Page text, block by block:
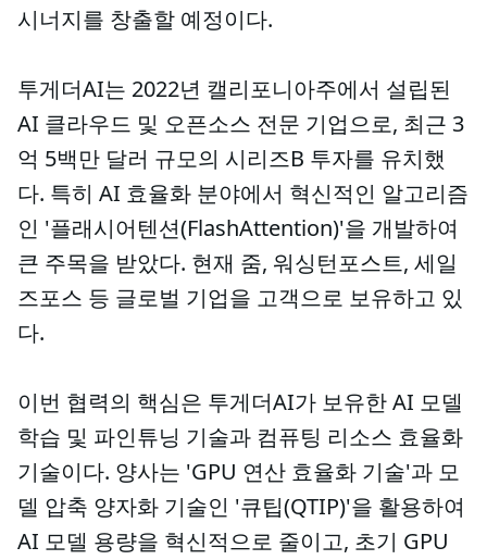
시너지를 창출할 예정이다.
투게더AI는 2022년 캘리포니아주에서 설립된
AI 클라우드 및 오픈소스 전문 기업으로, 최근 3
억 5백만 달러 규모의 시리즈B 투자를 유치했
다. 특히 AI 효율화 분야에서 혁신적인 알고리즘
인 '플래시어텐션(FlashAttention)'을 개발하여
큰 주목을 받았다. 현재 줌, 워싱턴포스트, 세일
즈포스 등 글로벌 기업을 고객으로 보유하고 있
다.
이번 협력의 핵심은 투게더AI가 보유한 AI 모델
학습 및 파인튜닝 기술과 컴퓨팅 리소스 효율화
기술이다. 양사는 'GPU 연산 효율화 기술'과 모
델 압축 양자화 기술인 '큐팁(QTIP)'을 활용하여
AI 모델 용량을 혁신적으로 줄이고, 초기 GPU